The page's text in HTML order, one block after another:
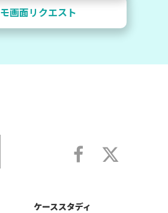
画面リクエスト
ケーススタディ